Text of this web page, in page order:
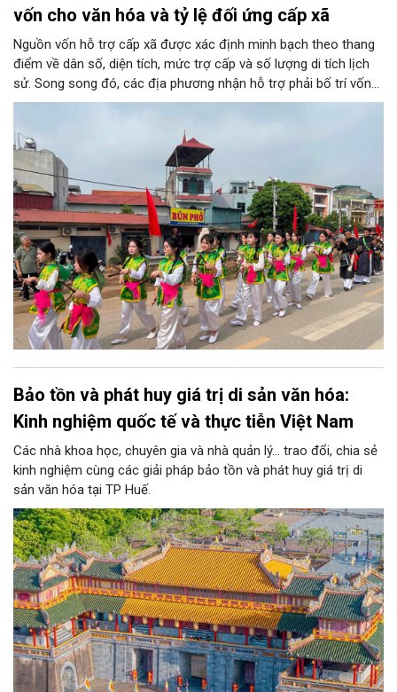
vốn cho văn hóa và tỷ lệ đối ứng cấp xã
Nguồn vốn hỗ trợ cấp xã được xác định minh bạch theo thang
điểm về dân số, diện tích, mức trợ cấp và số lượng di tích lịch
sử. Song song đó, các địa phương nhận hỗ trợ phải bố trí vốn
đối ứng tối thiểu từ 10% đến 20% tùy điều kiện ngân sách thực
toàn diện văn hóa Thủ đô.
Bảo tồn và phát huy giá trị di sản văn hóa:
Kinh nghiệm quốc tế và thực tiễn Việt Nam
Các nhà khoa học, chuyên gia và nhà quản lý... trao đổi, chia sẻ
kinh nghiệm cùng các giải pháp bảo tồn và phát huy giá trị di
sản văn hóa tại TP Huế.